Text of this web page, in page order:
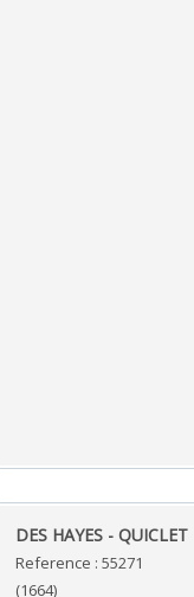
‎DES HAYES - QUICLET‎
Reference : 55271
(1664)